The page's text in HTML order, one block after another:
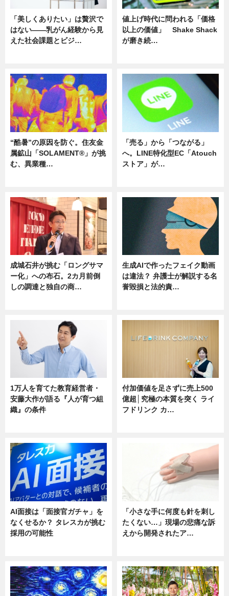
「美しくありたい」は贅沢で
はない――乳がん経験から見
えた社会課題とビジ…
値上げ時代に問われる「価格
以上の価値」 Shake Shack
が磨き続…
“酷暑”の原因を防ぐ。住友金
属鉱山「SOLAMENT®」が挑
む、異業種…
「売る」から「つながる」
へ。LINE特化型EC「Atouch
ストア」が…
成城石井が挑む「ロングサマ
ー化」への布石。2カ月前倒
しの調達と独自の商…
生成AIで作ったフェイク動画
は違法？ 弁護士が解説する名
誉毀損と法的責…
1万人を育てた教育経営者・
安藤大作が語る『人が育つ組
織』の条件
付加価値を足さずに売上500
億超│究極の本質を突く ライ
フドリンク カ…
AI面接は「面接官ガチャ」を
なくせるか？ タレスカが挑む
採用の可能性
「小さな手に何度も針を刺し
たくない…」現場の悲痛な訴
えから開発されたア…